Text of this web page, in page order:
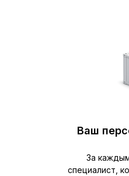
Ваш
За
специалист,